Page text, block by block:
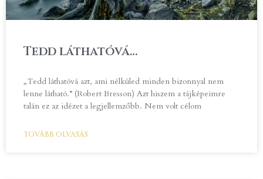
Tedd láthatóvá…
„Tedd láthatóvá azt, ami nélküled minden bizonnyal nem
lenne látható.” (Robert Bresson) Azt hiszem a tájképeimre
talán ez az idézet a legjellemzőbb. Nem volt célom
TOVÁBB OLVASÁS